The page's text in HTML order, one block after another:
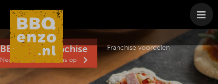
Franchise voordelen
BBQenzo franchise
Neem contact met ons op